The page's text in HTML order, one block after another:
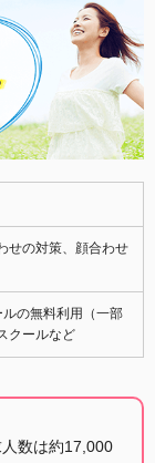
せの対策、顔合わせ
の無料利用（一部
クールなど
数は約17,000